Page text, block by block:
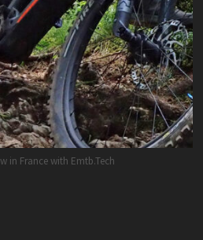
in France with Emtb.Tech